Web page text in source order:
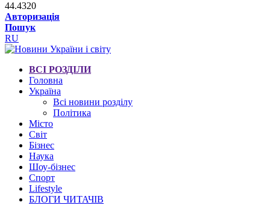
44.4320
Авторизація
Пошук
RU
ВСІ РОЗДІЛИ
Головна
Україна
Всі новини розділу
Політика
Місто
Світ
Бізнес
Наука
Шоу-бізнес
Спорт
Lifestyle
БЛОГИ ЧИТАЧІВ